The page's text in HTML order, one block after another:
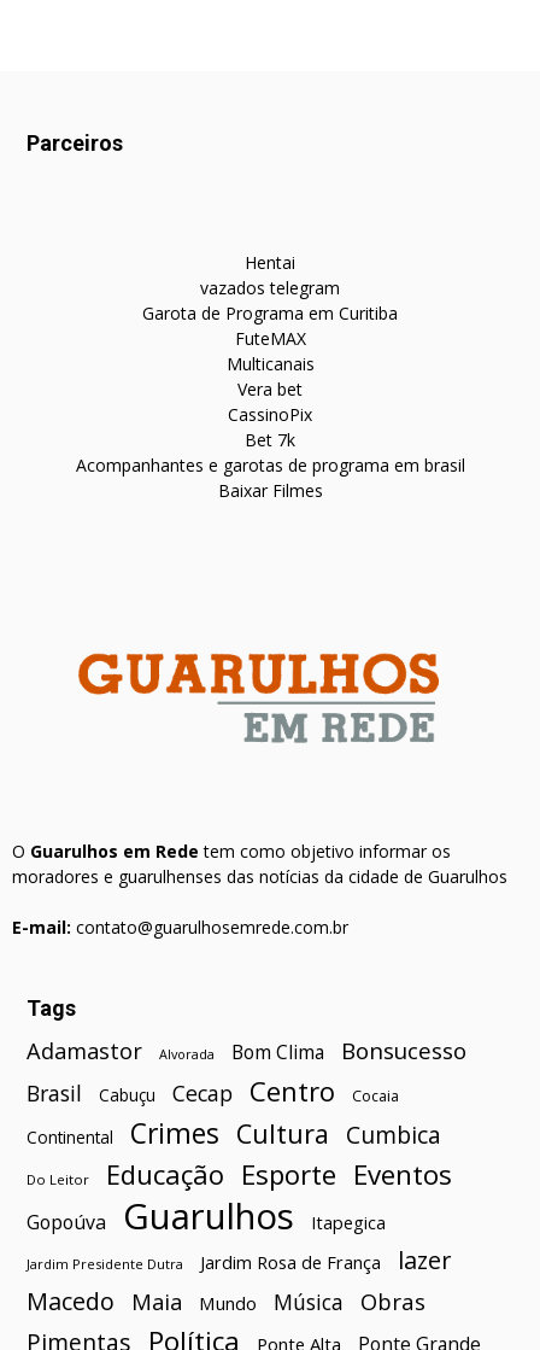
Parceiros
Hentai
vazados telegram
Garota de Programa em Curitiba
FuteMAX
Multicanais
Vera bet
CassinoPix
Bet 7k
Acompanhantes e garotas de programa em brasil
Baixar Filmes
O Guarulhos em Rede tem como objetivo informar os
moradores e guarulhenses das notícias da cidade de Guarulhos
E-mail: contato@guarulhosemrede.com.br
Tags
Adamastor Alvorada Bom Clima Bonsucesso
Brasil Cabuçu Cecap Centro Cocaia
Continental Crimes Cultura Cumbica
Do Leitor Educação Esporte Eventos
Gopoúva Guarulhos Itapegica
Jardim Presidente Dutra Jardim Rosa de França
lazer
Macedo
Maia Mundo Música Obras
Pimentas Política Ponte Alta Ponte Grande